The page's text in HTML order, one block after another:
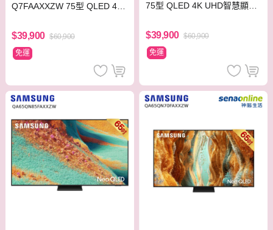
Q7FAAXXZW 75型 QLED 4K
$39,900 $60,900
免運
75型 QLED 4K UHD智慧顯示
$39,900 $60,900
免運